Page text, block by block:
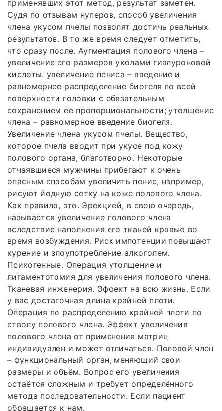
применявших этот метод, результат заметен.
Судя по отзывам нуперов, способ увеличения
члена укусом пчелы позволят достичь реальных
результатов. В то же время следует отметить,
что сразу после. Аугментация полового члена –
увеличение его размеров уколами гиалуроновой
кислоты. увеличение пениса – введение и
равномерное распределение биогеля по всей
поверхности головки с обязательным
сохранением ее пропорциональности; утолщение
члена – равномерное введение биогеля.
Увеличение члена укусом пчелы. Вещество,
которое пчела вводит при укусе под кожу
полового органа, благотворно. Некоторые
отчаявшиеся мужчины прибегают к очень
опасным способам увеличить пенис, например,
рисуют йодную сетку на коже полового члена.
Как правило, это. Эрекцией, в свою очередь,
называется увеличение полового члена
вследствие наполнения его тканей кровью во
время возбуждения. Риск импотенции повышают
курение и злоупотребление алкоголем.
Психогенные. Операция утолщение и
лигаментотомия для увеличения полового члена.
Тканевая инженерия. Эффект на всю жизнь. Если
у вас достаточная длина крайней плоти.
Операция по распределению крайней плоти по
стволу полового члена. Эффект увеличения
полового члена от применения матриц
индивидуален и может отличаться. Половой член
– функциональный орган, меняющий свои
размеры и объём. Вопрос его увеличения
остаётся сложным и требует определённого
метода последовательности. Если пациент
обращается к нам.